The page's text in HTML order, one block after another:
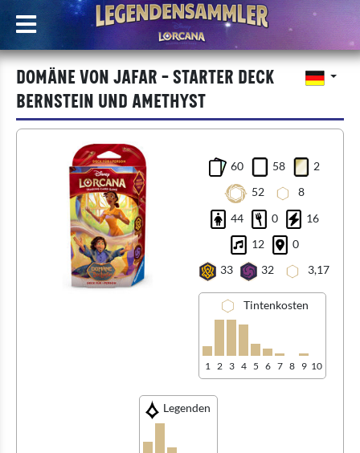
Domäne von Jafar - Starter Deck
Bernstein und Amethyst
60 58
2
52
8
44
0
16
12
0
33
32 3,17
Tintenkosten
1 2 3 4 5 6 7 8 9 10
Legenden